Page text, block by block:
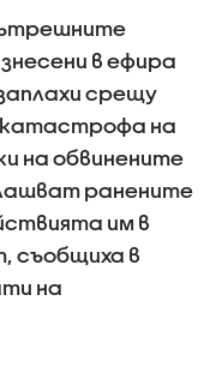
в ефира
срещу
на
на обвинените
ранените
им в
съобщиха в
на